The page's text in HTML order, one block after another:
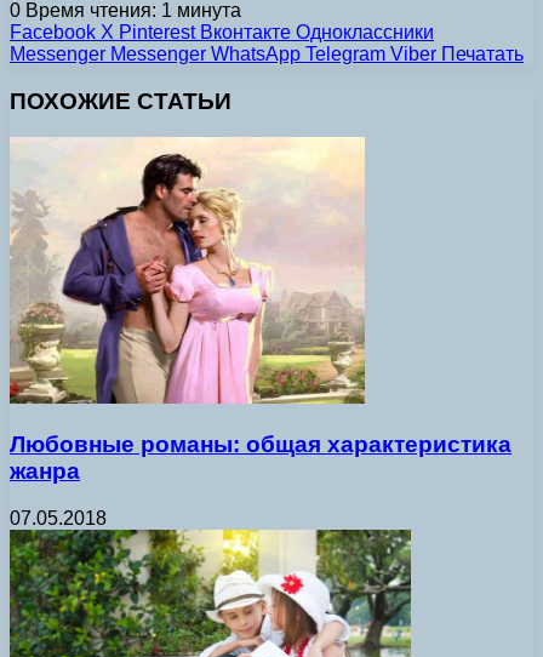
0 Время чтения: 1 минута
Facebook X Pinterest Вконтакте Одноклассники
Messenger Messenger WhatsApp Telegram Viber Печатать
ПОХОЖИЕ СТАТЬИ
Любовные романы: общая характеристика
жанра
07.05.2018